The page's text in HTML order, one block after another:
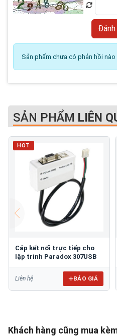
Sản phẩm chưa có phản hồi nào
SẢN PHẨM LIÊN
HOT
Cáp kết nối trực tiếp cho
lập trình Paradox 307USB
Liên hệ BÁO GIÁ
Khách hàng cũng mua